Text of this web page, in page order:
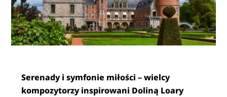
Serenady i symfonie miłości – wielcy
kompozytorzy inspirowani Doliną Loary